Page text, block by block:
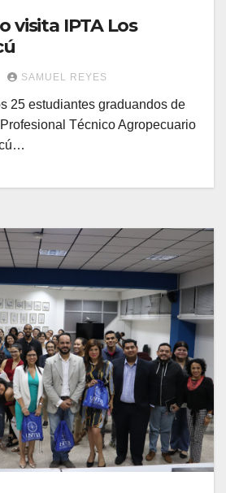
visita IPTA Los
SAMUEL REYES
25 estudiantes graduandos de
Técnico Agropecuario